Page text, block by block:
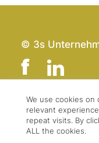
© 3s
Team
Kontakt
We use cookies
relevant
repeat visits. By
ALL the cookies.